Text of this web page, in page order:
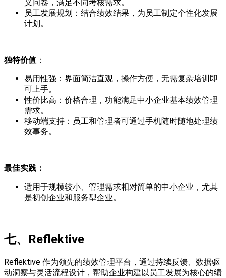
义问卷，满足不同考核需求。
员工发展规划：结合绩效结果，为员工制定个性化发展
计划。
独特价值 ：
易用性强：界面简洁直观，操作方便，无需复杂培训即
可上手。
性价比高：价格合理，功能满足中小企业基本绩效管理
需求。
移动端支持：员工和管理者可通过手机随时随地处理绩
效事务。
最佳实践：
适用于规模较小、管理需求相对简单的中小企业，尤其
是初创企业和服务型企业。
七、 Reflektive
Reflektive 作为领先的绩效管理平台，通过持续反馈、数据驱
动洞察与灵活流程设计，帮助企业构建以员工发展为核心的绩